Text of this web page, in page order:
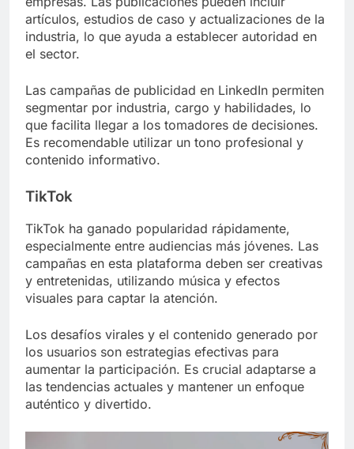
artículos, estudios de caso y actualizaciones de la
industria, lo que ayuda a establecer autoridad en
el sector.
Las campañas de publicidad en LinkedIn permiten
segmentar por industria, cargo y habilidades, lo
que facilita llegar a los tomadores de decisiones.
Es recomendable utilizar un tono profesional y
contenido informativo.
TikTok
TikTok ha ganado popularidad rápidamente,
especialmente entre audiencias más jóvenes. Las
campañas en esta plataforma deben ser creativas
y entretenidas, utilizando música y efectos
visuales para captar la atención.
Los desafíos virales y el contenido generado por
los usuarios son estrategias efectivas para
aumentar la participación. Es crucial adaptarse a
las tendencias actuales y mantener un enfoque
auténtico y divertido.